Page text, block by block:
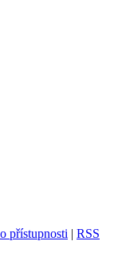
přístupnosti | RSS